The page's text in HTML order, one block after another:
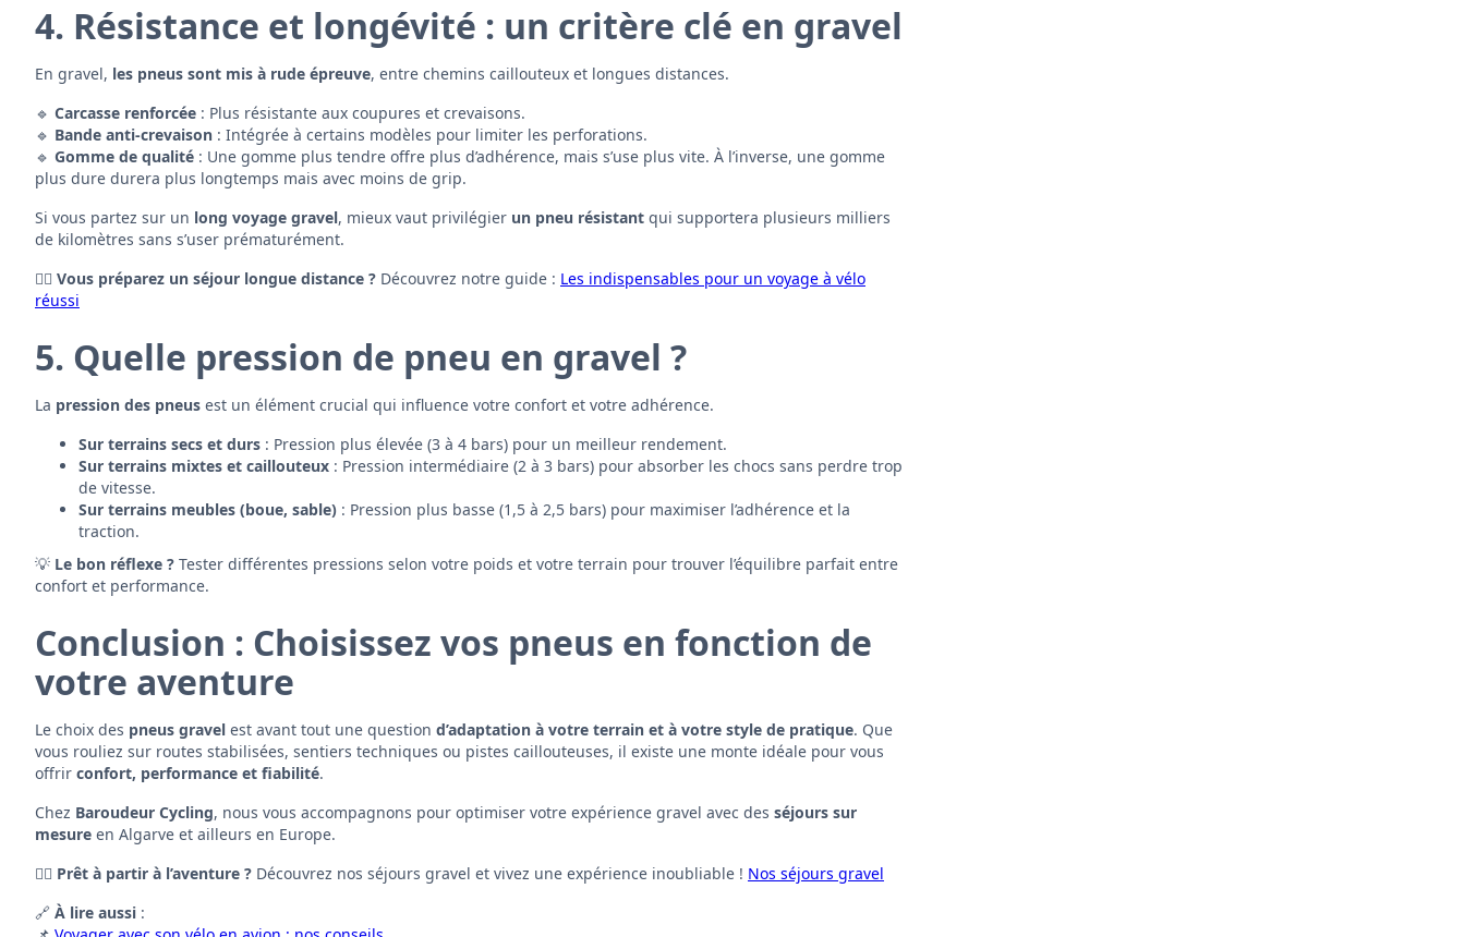
4. Résistance et longévité : un critère clé en gravel
En gravel, les pneus sont mis à rude épreuve, entre chemins caillouteux et longues distances.
🔹 Carcasse renforcée : Plus résistante aux coupures et crevaisons.
🔹 Bande anti-crevaison : Intégrée à certains modèles pour limiter les perforations.
🔹 Gomme de qualité : Une gomme plus tendre offre plus d’adhérence, mais s’use plus vite. À l’inverse, une gomme
plus dure durera plus longtemps mais avec moins de grip.
Si vous partez sur un long voyage gravel, mieux vaut privilégier un pneu résistant qui supportera plusieurs milliers
de kilomètres sans s’user prématurément.
🚵‍♂️ Vous préparez un séjour longue distance ? Découvrez notre guide : Les indispensables pour un voyage à vélo
réussi
5. Quelle pression de pneu en gravel ?
La pression des pneus est un élément crucial qui influence votre confort et votre adhérence.
Sur terrains secs et durs : Pression plus élevée (3 à 4 bars) pour un meilleur rendement.
Sur terrains mixtes et caillouteux : Pression intermédiaire (2 à 3 bars) pour absorber les chocs sans perdre trop
de vitesse.
Sur terrains meubles (boue, sable) : Pression plus basse (1,5 à 2,5 bars) pour maximiser l’adhérence et la
traction.
💡 Le bon réflexe ? Tester différentes pressions selon votre poids et votre terrain pour trouver l’équilibre parfait entre
confort et performance.
Conclusion : Choisissez vos pneus en fonction de
votre aventure
Le choix des pneus gravel est avant tout une question d’adaptation à votre terrain et à votre style de pratique. Que
vous rouliez sur routes stabilisées, sentiers techniques ou pistes caillouteuses, il existe une monte idéale pour vous
offrir confort, performance et fiabilité.
Chez Baroudeur Cycling, nous vous accompagnons pour optimiser votre expérience gravel avec des séjours sur
mesure en Algarve et ailleurs en Europe.
🚴‍♂️ Prêt à partir à l’aventure ? Découvrez nos séjours gravel et vivez une expérience inoubliable ! Nos séjours gravel
🔗 À lire aussi :